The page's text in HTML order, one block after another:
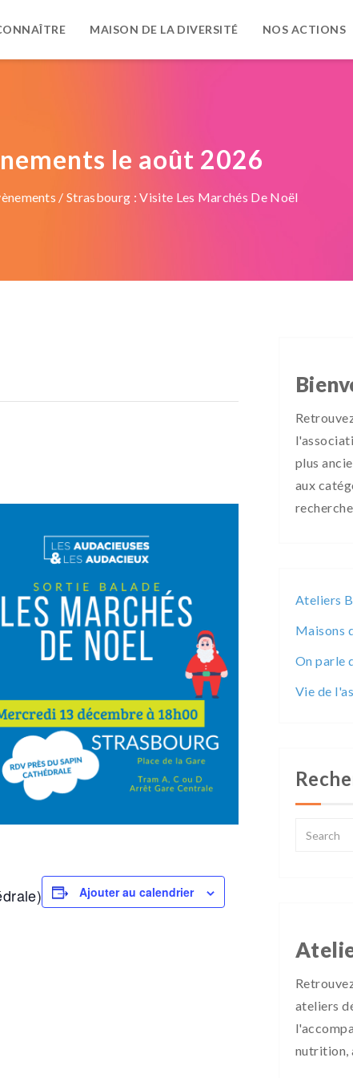
MAISON DE LA DIVERSITÉ NOS ACTIONS
le août 2026
/ Strasbourg : Visite Les Marchés De Noël
Ajouter au calendrier
plus
aux
Ateliers
Maisons
On parle
Vie de
ateliers
nutrition,